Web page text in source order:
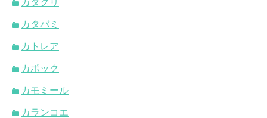
カタバミ
カトレア
カポック
カモミール
カランコエ